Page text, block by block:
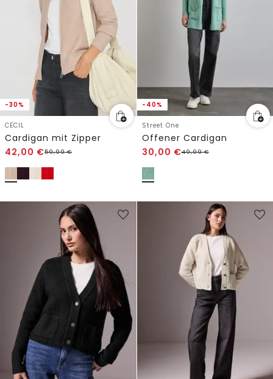
-30%
CECIL
Cardigan mit Zipper
42,00 €59,99€
-40%
Street One
Offener Cardigan
30,00 €49,99€